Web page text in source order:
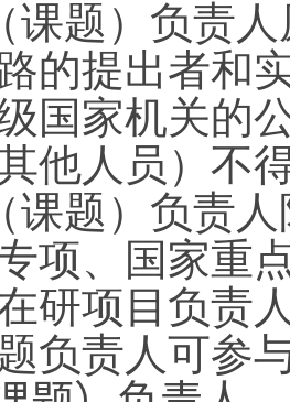
课题）负责
的提出者和
国家机关的
他人员）不
课题）负责
项、国家重
研项目负责
负责人可参